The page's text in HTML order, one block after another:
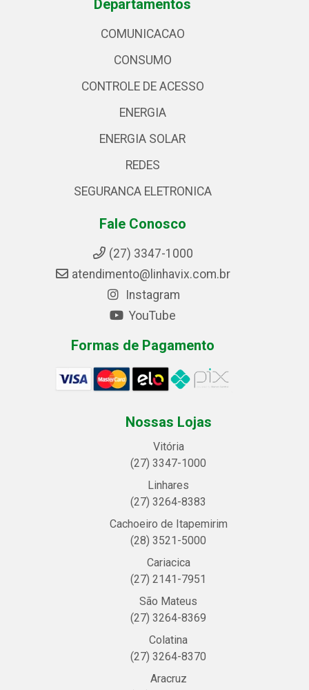
Departamentos
COMUNICACAO
CONSUMO
CONTROLE DE ACESSO
ENERGIA
ENERGIA SOLAR
REDES
SEGURANCA ELETRONICA
Fale Conosco
(27) 3347-1000
atendimento@linhavix.com.br
Instagram
YouTube
Formas de Pagamento
Nossas Lojas
Vitória
(27) 3347-1000
Linhares
(27) 3264-8383
Cachoeiro de Itapemirim
(28) 3521-5000
Cariacica
(27) 2141-7951
São Mateus
(27) 3264-8369
Colatina
(27) 3264-8370
Aracruz